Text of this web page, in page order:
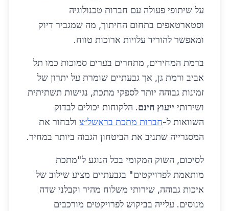
על שיתופי פעולה עם חברות טכנולוגיה
וסטארטאפים בתחום החיתוך, מה שמגביר דיוק
ומאפשר להוריד עלויות ארוכות טווח.
ברמת המחירים, מתחרים בערים סמוכות כמו תל
אביב ורמת גן, אך גבעתיים שומרת על יתרון של
זמינות גבוהה יותר לספקי מתכת, נגישות תשתיתית
ושירותי ייעוץ חינם. הלקוחות יכולים לבדוק
השוואות ל-חברות מתכת בראשל״צ ולבחור את
המסגרייה שתניב את הביטחון הגבוה ביותר במחיר.
לסיכום, השוק המקומי בכל הנוגע ל"מתכת
מותאמת לפרויקטים" בגבעתיים מציע שילוב של
איכות גבוהה, שירותי משלוח מהיר וקבלני שדה
מנוסים. עלייה בביקוש לפרויקטים מורכבים